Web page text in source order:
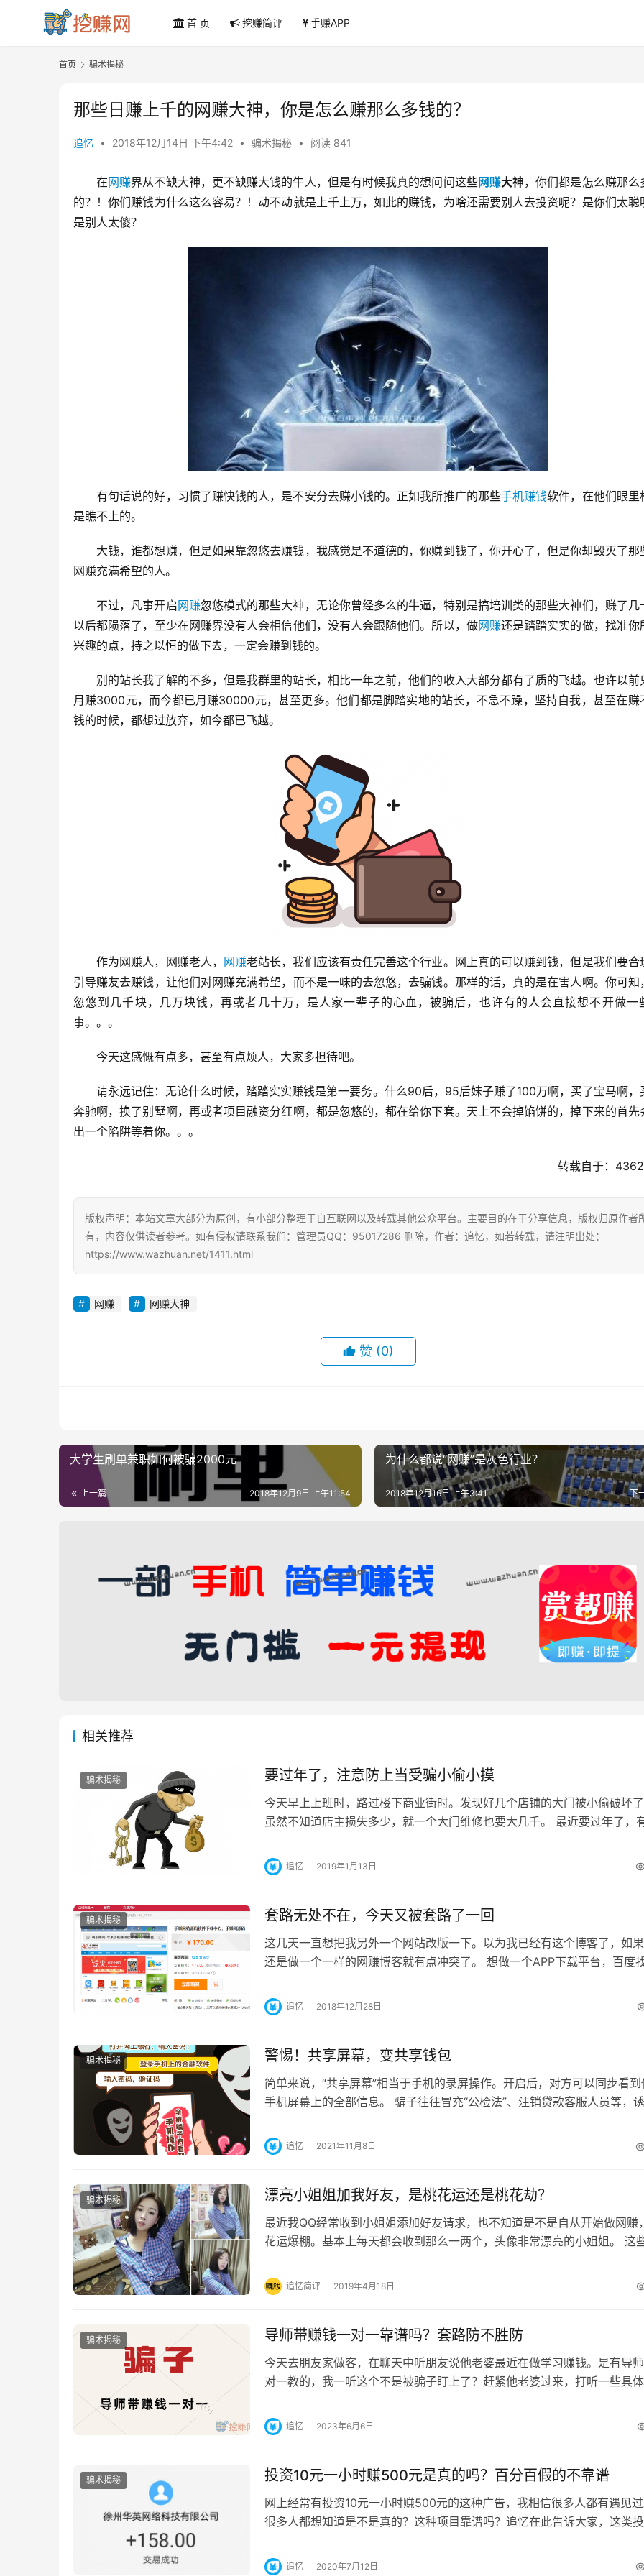
首 页 挖赚简评 手赚APP
首页 骗术揭秘
那些日赚上千的网赚大神，你是怎么赚那么多钱的？
追忆 • 2018年12月14日 下午4:42 • 骗术揭秘 • 阅读 841
在网赚界从不缺大神，更不缺赚大钱的牛人，但是有时候我真的想问问这些网赚大神，你们都是怎么赚那么
的？！你们赚钱为什么这么容易？！动不动就是上千上万，如此的赚钱，为啥还需要别人去投资呢？是你们太聪
是别人太傻？
有句话说的好，习惯了赚快钱的人，是不安分去赚小钱的。正如我所推广的那些手机赚钱软件，在他们眼里
是瞧不上的。
大钱，谁都想赚，但是如果靠忽悠去赚钱，我感觉是不道德的，你赚到钱了，你开心了，但是你却毁灭了那
网赚充满希望的人。
不过，凡事开启网赚忽悠模式的那些大神，无论你曾经多么的牛逼，特别是搞培训类的那些大神们，赚了几
以后都陨落了，至少在网赚界没有人会相信他们，没有人会跟随他们。所以，做网赚还是踏踏实实的做，找准你
兴趣的点，持之以恒的做下去，一定会赚到钱的。
别的站长我了解的不多，但是我群里的站长，相比一年之前，他们的收入大部分都有了质的飞越。也许以前
月赚3000元，而今都已月赚30000元，甚至更多。他们都是脚踏实地的站长，不急不躁，坚持自我，甚至在赚
钱的时候，都想过放弃，如今都已飞越。
作为网赚人，网赚老人， 网赚老站长，我们应该有责任完善这个行业。网上真的可以赚到钱，但是我们要合
引导赚友去赚钱，让他们对网赚充满希望，而不是一味的去忽悠，去骗钱。那样的话，真的是在害人啊。你可知
忽悠到几千块，几万块钱，再或者几十万，是人家一辈子的心血，被骗后，也许有的人会直接想不开做一
事。。。
今天这感慨有点多，甚至有点烦人，大家多担待吧。
请永远记住：无论什么时候，踏踏实实赚钱是第一要务。什么90后，95后妹子赚了100万啊，买了宝马啊，
奔驰啊，换了别墅啊，再或者项目融资分红啊，都是忽悠的，都在给你下套。天上不会掉馅饼的，掉下来的首先
出一个陷阱等着你。。。
转载自于：
版权声明：本站文章大部分为原创，有小部分整理于自互联网以及转载其他公众平台。主要目的在于分享信息，版权归原作者
有，内容仅供读者参考。如有侵权请联系我们：管理员QQ：95017286 删除，作者：追忆，如若转载，请注明出处：
https://www.wazhuan.net/1411.html
网赚 网赚大神
赞 (0)
大学生刷单兼职如何被骗2000元
上一篇 2018年12月9日 上午11:54
为什么都说“网赚”是灰色行业？
下
2018年12月16日 上午3:41
相关推荐
骗术揭秘 要过年了，注意防上当受骗小偷小摸
今天早上上班时，路过楼下商业街时。发现好几个店铺的大门被小偷破坏
虽然不知道店主损失多少，就一个大门维修也要大几千。 最近要过年了，
追忆 2019年1月13日
骗术揭秘 套路无处不在，今天又被套路了一回
这几天一直想把我另外一个网站改版一下。以为我已经有这个博客了，如
还是做一个一样的网赚博客就有点冲突了。 想做一个APP下载平台，百度
追忆 2018年12月28日
骗术揭秘 警惕！共享屏幕，变共享钱包
简单来说，“共享屏幕”相当于手机的录屏操作。开启后，对方可以同步看到
手机屏幕上的全部信息。 骗子往往冒充“公检法”、注销贷款客服人员等，
追忆 2021年11月8日
骗术揭秘 漂亮小姐姐加我好友，是桃花运还是桃花劫？
最近我QQ经常收到小姐姐添加好友请求，也不知道是不是自从开始做网赚
花运爆棚。基本上每天都会收到那么一两个，头像非常漂亮的小姐姐。 这
追忆简评 2019年4月18日
骗术揭秘 导师带赚钱一对一靠谱吗？套路防不胜防
今天去朋友家做客，在聊天中听朋友说他老婆最近在做学习赚钱。是有导
对一教的，我一听这个不是被骗子盯上了？赶紧他老婆过来，打听一些具
追忆 2023年6月6日
骗术揭秘 投资10元一小时赚500元是真的吗？百分百假的不靠谱
网上经常有投资10元一小时赚500元的这种广告，我相信很多人都有遇见
很多人都想知道是不是真的？这种项目靠谱吗？追忆在此告诉大家，这类
追忆 2020年7月12日